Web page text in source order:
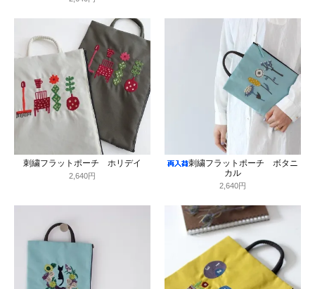
刺繍フラットポーチ ホリデイ
2,640円
刺繍フラットポーチ ボタニ
カル
2,640円